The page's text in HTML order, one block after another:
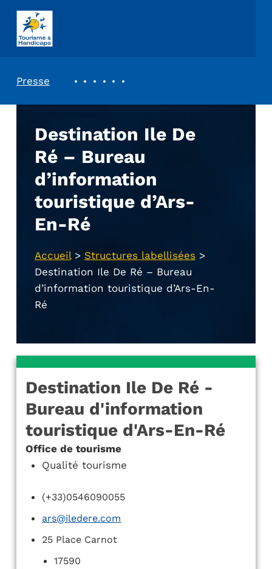
ASSOCIATION TOURISME ET HANDICAPS
Presse
Destination Ile De
Ré – Bureau
d’information
touristique d’Ars-
En-Ré
Accueil> Structures labellisées >
Destination Ile De Ré – Bureau
d’information touristique d’Ars-En-
Ré
Destination Ile De Ré -
Bureau d'information
touristique d'Ars-En-Ré
Office de tourisme
Qualité tourisme
(+33)0546090055
ars@iledere.com
25 Place Carnot
17590